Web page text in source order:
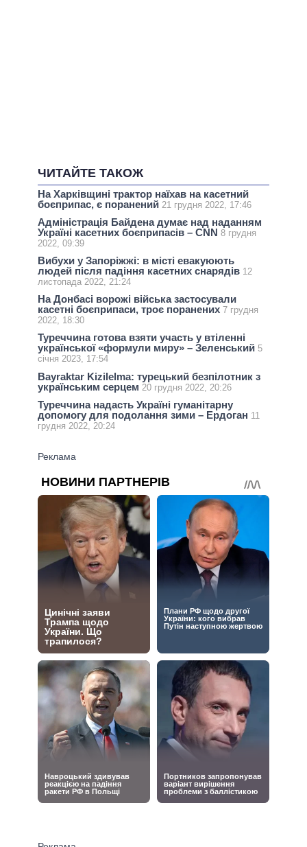
ЧИТАЙТЕ ТАКОЖ
На Харківщині трактор наїхав на касетний
боєприпас, є поранений 21 грудня 2022, 17:46
Адміністрація Байдена думає над наданням
Україні касетних боєприпасів – CNN 8 грудня
2022, 09:39
Вибухи у Запоріжжі: в місті евакуюють
людей після падіння касетних снарядів 12
листопада 2022, 21:24
На Донбасі ворожі війська застосували
касетні боєприпаси, троє поранених 7 грудня
2022, 18:30
Туреччина готова взяти участь у втіленні
української «формули миру» – Зеленський 5
січня 2023, 17:54
Bayraktar Kizilelma: турецький безпілотник з
українським серцем 20 грудня 2022, 20:26
Туреччина надасть Україні гуманітарну
допомогу для подолання зими – Ердоган 11
грудня 2022, 20:24